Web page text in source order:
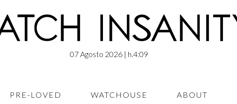
07 Agosto 2026| h.4:09
PRE-LOVED WATCHOUSE ABOUT